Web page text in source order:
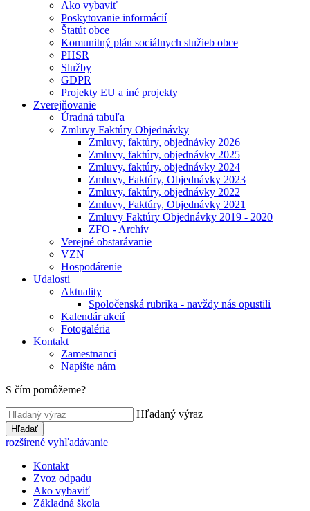
Ako vybaviť
Poskytovanie informácií
Štatút obce
Komunitný plán sociálnych služieb obce
PHSR
Služby
GDPR
Projekty EU a iné projekty
Zverejňovanie
Úradná tabuľa
Zmluvy Faktúry Objednávky
Zmluvy, faktúry, objednávky 2026
Zmluvy, faktúry, objednávky 2025
Zmluvy, faktúry, objednávky 2024
Zmluvy, Faktúry, Objednávky 2023
Zmluvy, faktúry, objednávky 2022
Zmluvy, Faktúry, Objednávky 2021
Zmluvy Faktúry Objednávky 2019 - 2020
ZFO - Archív
Verejné obstarávanie
VZN
Hospodárenie
Udalosti
Aktuality
Spoločenská rubrika - navždy nás opustili
Kalendár akcií
Fotogaléria
Kontakt
Zamestnanci
Napíšte nám
S čím pomôžeme?
Hľadaný výraz
Hľadať
rozšírené vyhľadávanie
Kontakt
Zvoz odpadu
Ako vybaviť
Základná škola